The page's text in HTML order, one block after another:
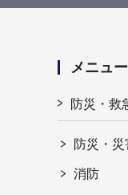
メニュー
防災・救
防災・災
消防